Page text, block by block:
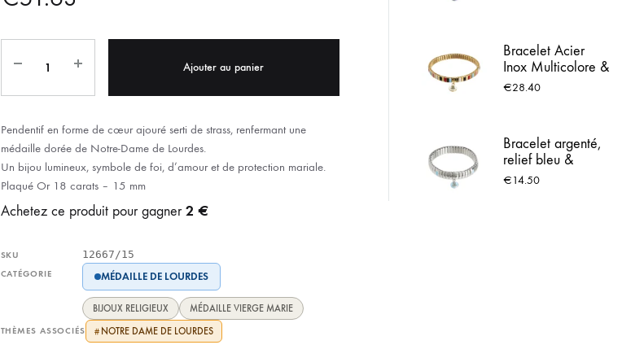
Ajouter au panier
Pendentif en forme de cœur ajouré serti de strass, renfermant une
médaille dorée de Notre-Dame de Lourdes.
Un bijou lumineux, symbole de foi, d’amour et de protection mariale.
Plaqué Or 18 carats – 15 mm
Achetez ce produit pour gagner2 €
SKU 12667/15
CATÉGORIE MÉDAILLE DE LOURDES
BIJOUX RELIGIEUX MÉDAILLE VIERGE MARIE
THÈMES ASSOCIÉS # NOTRE DAME DE LOURDES
Bracelet Acier
Inox Multicolore &
Médaille de
€28.40
Bracelet argenté,
relief bleu &
Médaille de
€14.50